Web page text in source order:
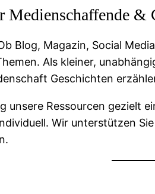
Medienschaffende &
Blog, Magazin, Social
Als kleiner,
Geschichten
unsere Ressourcen gezielt
Wir unterstützen